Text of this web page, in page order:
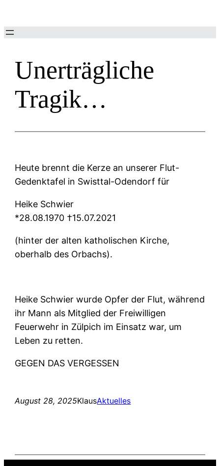
springen
Unerträgliche
Tragik…
Heute brennt die Kerze an unserer Flut-
Gedenktafel in Swisttal-Odendorf für
Heike Schwier
*28.08.1970 †15.07.2021
(hinter der alten katholischen Kirche,
oberhalb des Orbachs).
Heike Schwier wurde Opfer der Flut, während
ihr Mann als Mitglied der Freiwilligen
Feuerwehr in Zülpich im Einsatz war, um
Leben zu retten.
GEGEN DAS VERGESSEN
August 28, 2025KlausAktuelles